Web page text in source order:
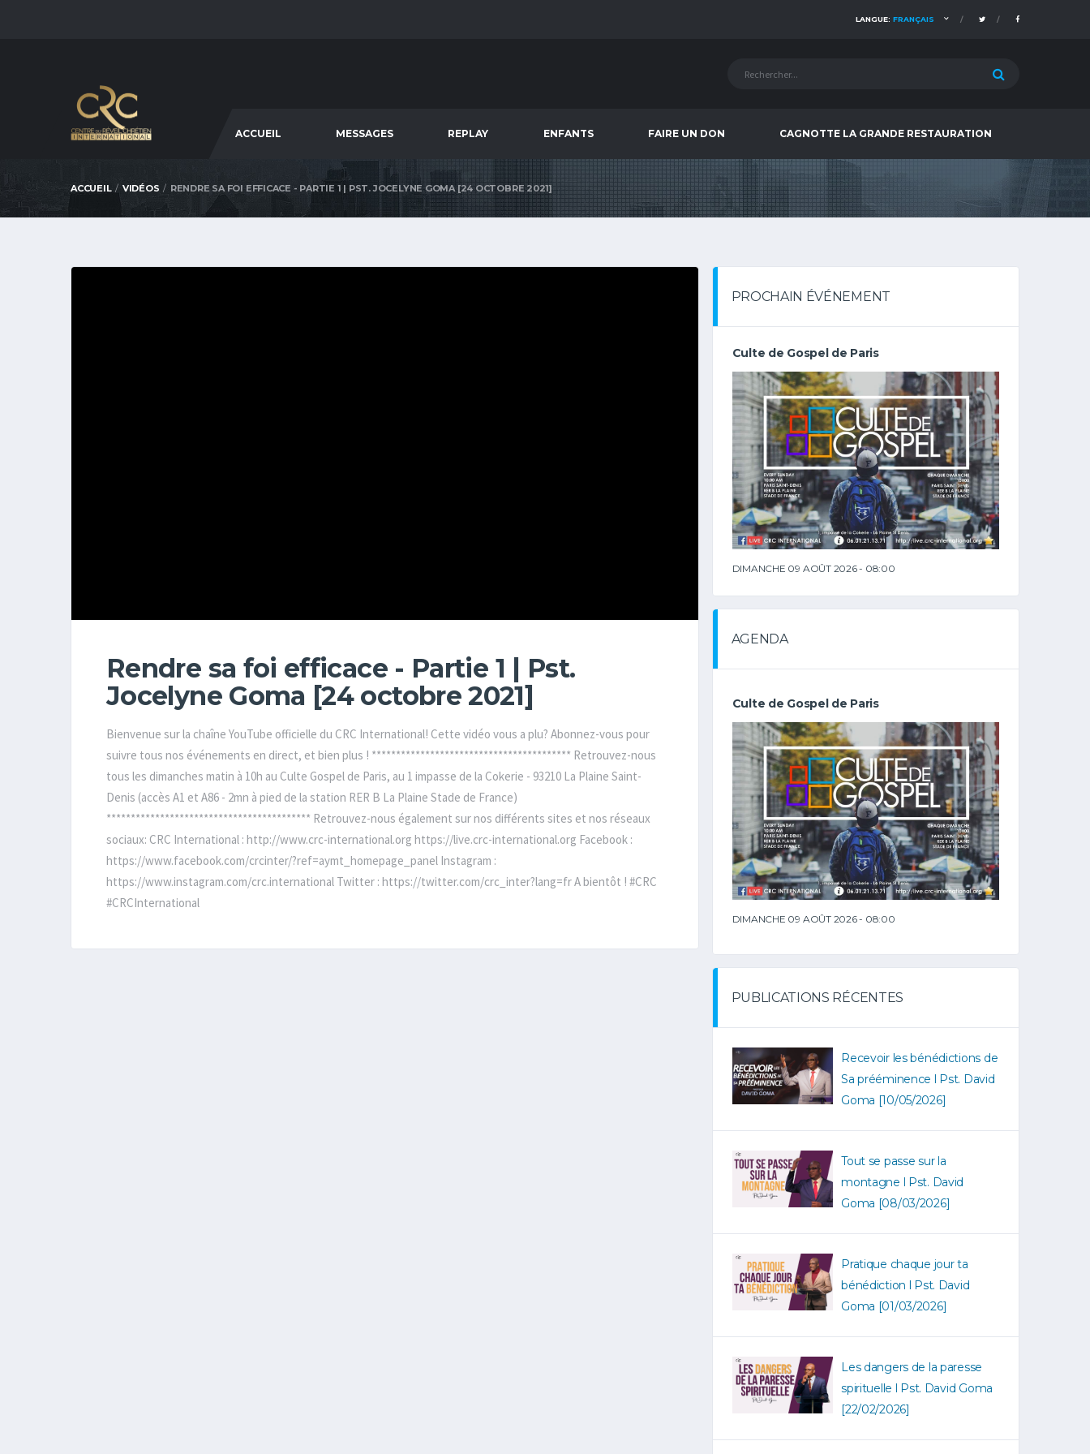
LANGUE: FRANÇAIS
ACCUEIL MESSAGES REPLAY ENFANTS FAIRE UN DON CAGNOTTE LA GRANDE RESTAURATION
ACCUEIL VIDÉOS RENDRE SA FOI EFFICACE - PARTIE 1 | PST. JOCELYNE GOMA [24 OCTOBRE 2021]
Rendre sa foi efficace - Partie 1 | Pst.
Jocelyne Goma [24 octobre 2021]
Bienvenue sur la chaîne YouTube officielle du CRC International! Cette vidéo vous a plu? Abonnez-vous pour
suivre tous nos événements en direct, et bien plus ! ***************************************** Retrouvez-nous
tous les dimanches matin à 10h au Culte Gospel de Paris, au 1 impasse de la Cokerie - 93210 La Plaine Saint-
Denis (accès A1 et A86 - 2mn à pied de la station RER B La Plaine Stade de France)
****************************************** Retrouvez-nous également sur nos différents sites et nos réseaux
sociaux: CRC International : http://www.crc-international.org https://live.crc-international.org Facebook :
https://www.facebook.com/crcinter/?ref=aymt_homepage_panel Instagram :
https://www.instagram.com/crc.international Twitter : https://twitter.com/crc_inter?lang=fr A bientôt ! #CRC
#CRCInternational
PROCHAIN ÉVÉNEMENT
Culte de Gospel de Paris
DIMANCHE 09 AOÛT 2026 - 08:00
AGENDA
Culte de Gospel de Paris
DIMANCHE 09 AOÛT 2026 - 08:00
PUBLICATIONS RÉCENTES
Recevoir les bénédictions de
Sa prééminence l Pst. David
Goma [10/05/2026]
Tout se passe sur la
montagne l Pst. David
Goma [08/03/2026]
Pratique chaque jour ta
bénédiction l Pst. David
Goma [01/03/2026]
Les dangers de la paresse
spirituelle l Pst. David Goma
[22/02/2026]